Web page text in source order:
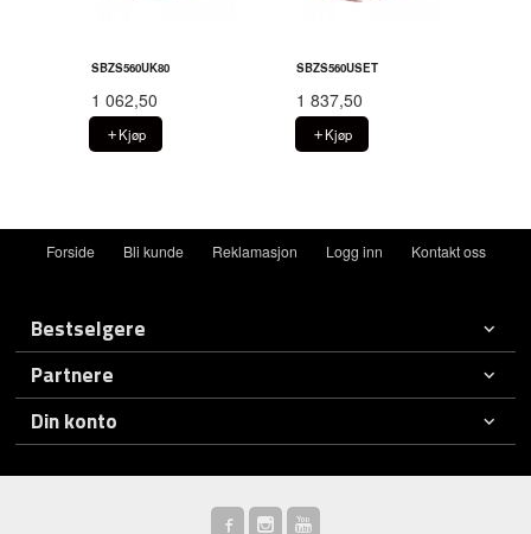
SBZS560UK80
1 062,50
Kjøp
SBZS560USET
1 837,50
Kjøp
Forside Bli kunde Reklamasjon Logg inn Kontakt oss
Bestselgere
Partnere
Din konto